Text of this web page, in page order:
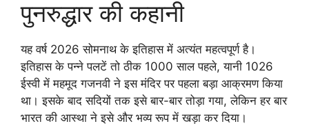
पुनरुद्धार की कहानी
यह वर्ष 2026 सोमनाथ के इतिहास में अत्यंत महत्वपूर्ण है।
इतिहास के पन्ने पलटें तो ठीक 1000 साल पहले, यानी 1026
ईस्वी में महमूद गजनवी ने इस मंदिर पर पहला बड़ा आक्रमण किया
था। इसके बाद सदियों तक इसे बार-बार तोड़ा गया, लेकिन हर बार
भारत की आस्था ने इसे और भव्य रूप में खड़ा कर दिया।